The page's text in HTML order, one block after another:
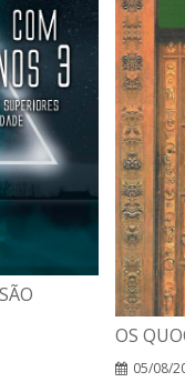
OS
05/08/